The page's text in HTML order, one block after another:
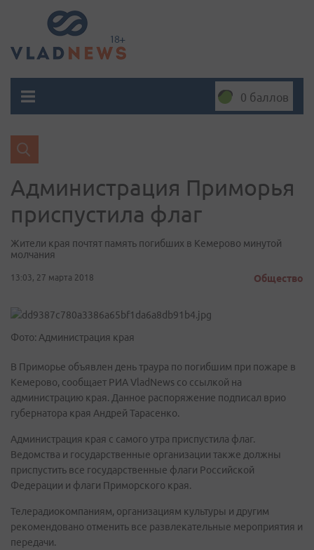
0 баллов
Администрация Приморья
приспустила флаг
Жители края почтят память погибших в Кемерово минутой
молчания
13:03, 27 марта 2018 Общество
Фото: Администрация края
В Приморье объявлен день траура по погибшим при пожаре в
Кемерово, сообщает РИА VladNews со ссылкой на
администрацию края. Данное распоряжение подписал врио
губернатора края Андрей Тарасенко.
Администрация края с самого утра приспустила флаг.
Ведомства и государственные организации также должны
приспустить все государственные флаги Российской
Федерации и флаги Приморского края.
Телерадиокомпаниям, организациям культуры и другим
рекомендовано отменить все развлекательные мероприятия и
передачи.